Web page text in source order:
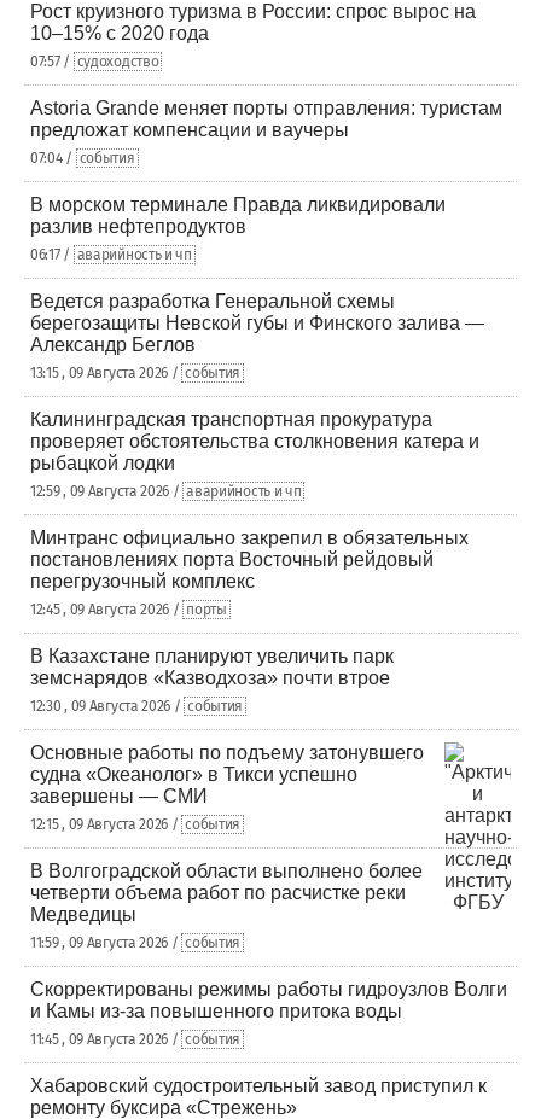
Рост круизного туризма в России: спрос вырос на
10–15% с 2020 года
07:57 / судоходство
Astoria Grande меняет порты отправления: туристам
предложат компенсации и ваучеры
07:04 / события
В морском терминале Правда ликвидировали
разлив нефтепродуктов
06:17 / аварийность и чп
Ведется разработка Генеральной схемы
берегозащиты Невской губы и Финского залива —
Александр Беглов
13:15 , 09 Августа 2026 / события
Калининградская транспортная прокуратура
проверяет обстоятельства столкновения катера и
рыбацкой лодки
12:59 , 09 Августа 2026 / аварийность и чп
Минтранс официально закрепил в обязательных
постановлениях порта Восточный рейдовый
перегрузочный комплекс
12:45 , 09 Августа 2026 / порты
В Казахстане планируют увеличить парк
земснарядов «Казводхоза» почти втрое
12:30 , 09 Августа 2026 / события
Основные работы по подъему затонувшего
судна «Океанолог» в Тикси успешно
завершены — СМИ
12:15 , 09 Августа 2026 / события
В Волгоградской области выполнено более
четверти объема работ по расчистке реки
Медведицы
11:59 , 09 Августа 2026 / события
Скорректированы режимы работы гидроузлов Волги
и Камы из-за повышенного притока воды
11:45 , 09 Августа 2026 / события
Хабаровский судостроительный завод приступил к
ремонту буксира «Стрежень»